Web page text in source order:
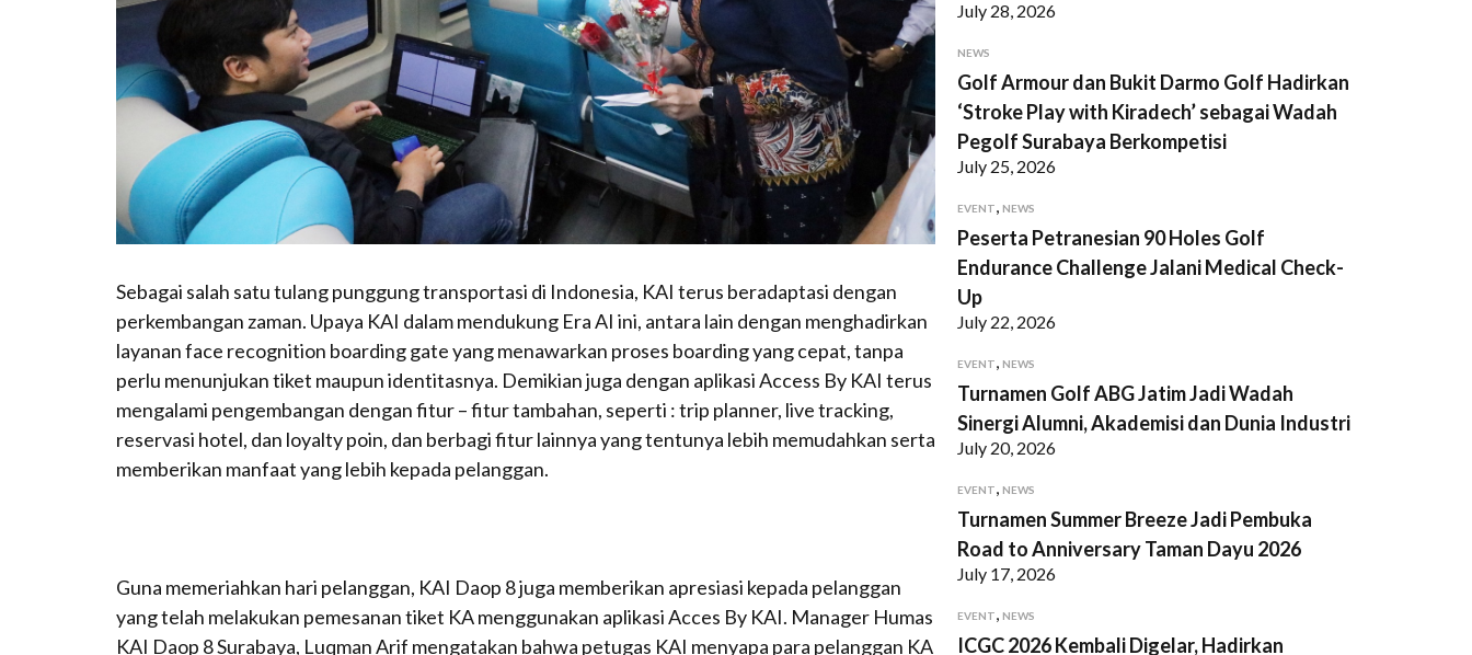
Sebagai salah satu tulang punggung transportasi di Indonesia, KAI terus beradaptasi dengan
perkembangan zaman. Upaya KAI dalam mendukung Era AI ini, antara lain dengan menghadirkan
layanan face recognition boarding gate yang menawarkan proses boarding yang cepat, tanpa
perlu menunjukan tiket maupun identitasnya. Demikian juga dengan aplikasi Access By KAI terus
mengalami pengembangan dengan fitur – fitur tambahan, seperti : trip planner, live tracking,
reservasi hotel, dan loyalty poin, dan berbagi fitur lainnya yang tentunya lebih memudahkan serta
memberikan manfaat yang lebih kepada pelanggan.
Guna memeriahkan hari pelanggan, KAI Daop 8 juga memberikan apresiasi kepada pelanggan
yang telah melakukan pemesanan tiket KA menggunakan aplikasi Acces By KAI. Manager Humas
KAI Daop 8 Surabaya, Luqman Arif mengatakan bahwa petugas KAI menyapa para pelanggan KA
July 28, 2026
NEWS
Golf Armour dan Bukit Darmo Golf Hadirkan
‘Stroke Play with Kiradech’ sebagai Wadah
Pegolf Surabaya Berkompetisi
July 25, 2026
EVENT, NEWS
Peserta Petranesian 90 Holes Golf
Endurance Challenge Jalani Medical Check-
Up
July 22, 2026
EVENT, NEWS
Turnamen Golf ABG Jatim Jadi Wadah
Sinergi Alumni, Akademisi dan Dunia Industri
July 20, 2026
EVENT, NEWS
Turnamen Summer Breeze Jadi Pembuka
Road to Anniversary Taman Dayu 2026
July 17, 2026
EVENT, NEWS
ICGC 2026 Kembali Digelar, Hadirkan